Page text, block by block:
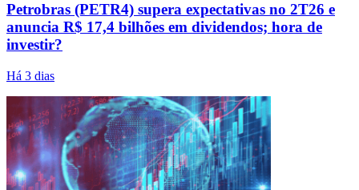
Petrobras (PETR4) supera expectativas no 2T26 e
anuncia R$ 17,4 bilhões em dividendos; hora de
investir?
Há 3 dias